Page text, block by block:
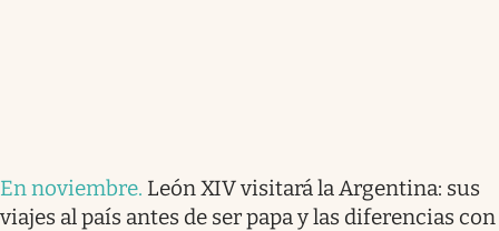
En noviembre. León XIV visitará la Argentina: sus
viajes al país antes de ser papa y las diferencias con